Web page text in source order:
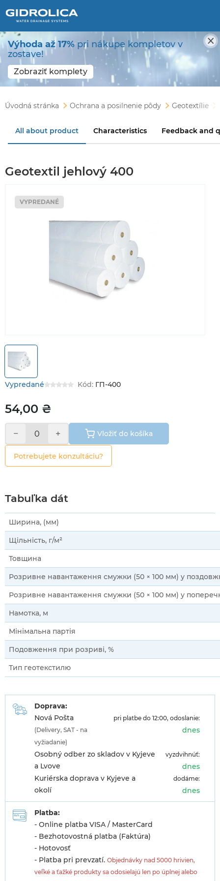
Výhoda až 17%pri nákupe kompletov v
zostave!
Zobraziť komplety
Úvodná stránka Ochrana a posilnenie pôdy Geotextílie
All about product Characteristics Feedback and
Geotextil jehlový 400
VYPREDANÉ
Vypredané Kód: ГП-400
54,00 ₴
− + Vložiť do košíka
Potrebujete konzultáciu?
Tabuľka dát
Ширина, (мм)
Щільність, г/м²
Товщина
Розривне навантаження смужки (50 × 100 мм) у
Розривне навантаження смужки (50 × 100 мм) у
Намотка, м
Мінімальна партія
Подовження при розриві, %
Тип геотекстилю
Doprava:
Nová Pošta
(Delivery, SAT - na
vyžiadanie)
pri platbe do 12:00, odoslanie:
dnes
Osobný odber zo skladov v Kyjeve
a Lvove
vyzdvihnúť:
dnes
Kuriérska doprava v Kyjeve a
okolí
dodáme:
dnes
Platba:
- Online platba VISA / MasterCard
- Bezhotovostná platba (Faktúra)
- Hotovosť
- Platba pri prevzatí. Objednávky nad 5000 hrivien,
veľké a ťažké produkty sa odosielajú len po úplnej alebo